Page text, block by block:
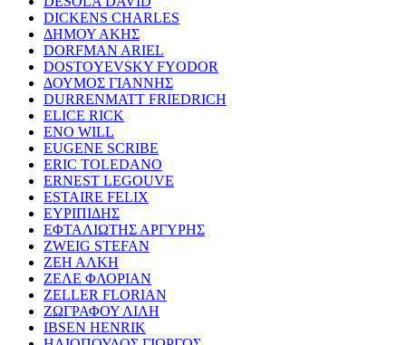
DICKENS CHARLES
ΔΗΜΟΥ ΑΚΗΣ
DORFMAN ARIEL
DOSTOYEVSKY FYODOR
ΔΟΥΜΟΣ ΓΙΑΝΝΗΣ
DURRENMATT FRIEDRICH
ELICE RICK
ENO WILL
EUGENE SCRIBE
ERIC TOLEDANO
ERNEST LEGOUVE
ESTAIRE FELIX
ΕΥΡΙΠΙΔΗΣ
ΕΦΤΑΛΙΩΤΗΣ ΑΡΓΥΡΗΣ
ZWEIG STEFAN
ΖΕΗ ΑΛΚΗ
ΖΕΛΕ ΦΛΟΡΙΑΝ
ZELLER FLORIAN
ΖΩΓΡΑΦΟΥ ΛΙΛΗ
IBSEN HENRIK